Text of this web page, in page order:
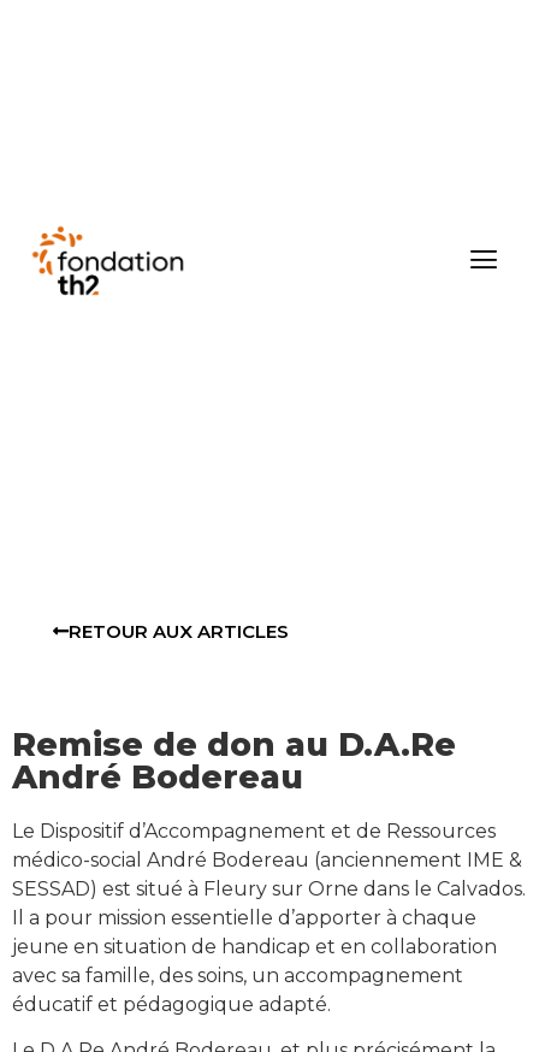
RETOUR AUX ARTICLES
Remise de don au D.A.Re
André Bodereau
Le Dispositif d’Accompagnement et de Ressources
médico-social André Bodereau (anciennement IME &
SESSAD) est situé à Fleury sur Orne dans le Calvados.
Il a pour mission essentielle d’apporter à chaque
jeune en situation de handicap et en collaboration
avec sa famille, des soins, un accompagnement
éducatif et pédagogique adapté.